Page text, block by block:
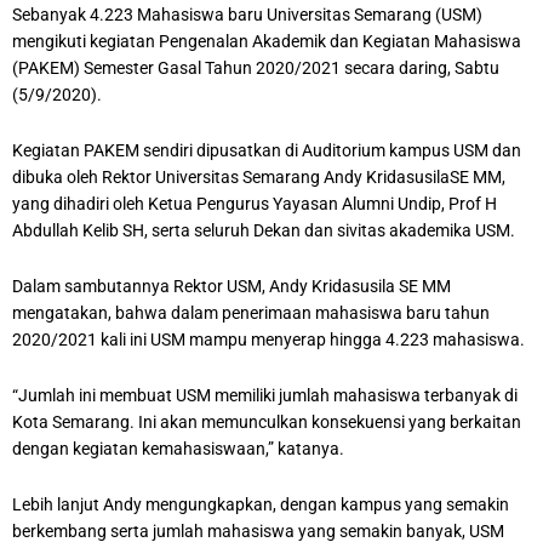
Sebanyak 4.223 Mahasiswa baru Universitas Semarang (USM)
mengikuti kegiatan Pengenalan Akademik dan Kegiatan Mahasiswa
(PAKEM) Semester Gasal Tahun 2020/2021 secara daring, Sabtu
(5/9/2020).
Kegiatan PAKEM sendiri dipusatkan di Auditorium kampus USM dan
dibuka oleh Rektor Universitas Semarang Andy KridasusilaSE MM,
yang dihadiri oleh Ketua Pengurus Yayasan Alumni Undip, Prof H
Abdullah Kelib SH, serta seluruh Dekan dan sivitas akademika USM.
Dalam sambutannya Rektor USM, Andy Kridasusila SE MM
mengatakan, bahwa dalam penerimaan mahasiswa baru tahun
2020/2021 kali ini USM mampu menyerap hingga 4.223 mahasiswa.
“Jumlah ini membuat USM memiliki jumlah mahasiswa terbanyak di
Kota Semarang. Ini akan memunculkan konsekuensi yang berkaitan
dengan kegiatan kemahasiswaan,” katanya.
Lebih lanjut Andy mengungkapkan, dengan kampus yang semakin
berkembang serta jumlah mahasiswa yang semakin banyak, USM